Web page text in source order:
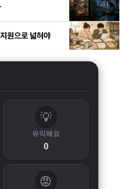
원으로 넓혀야
💡
유익해요
0
😡